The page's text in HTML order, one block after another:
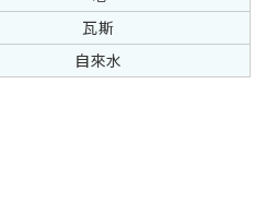
瓦斯
自來水